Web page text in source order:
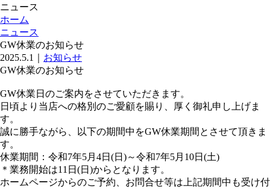
ニュース
ホーム
ニュース
GW休業のお知らせ
2025.5.1
お知らせ
GW休業のお知らせ
GW休業日のご案内をさせていただきます。
日頃より当店への格別のご愛顧を賜り、厚く御礼申し上げま
す。
誠に勝手ながら、以下の期間中をGW休業期間とさせて頂きま
す。
休業期間：令和7年5月4日(日)～令和7年5月10日(土)
＊業務開始は11日(日)からとなります。
ホームページからのご予約、お問合せ等は上記期間中も受け付